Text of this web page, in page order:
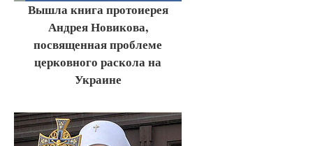
Вышла книга протоиерея
Андрея Новикова,
посвященная проблеме
церковного раскола на
Украине